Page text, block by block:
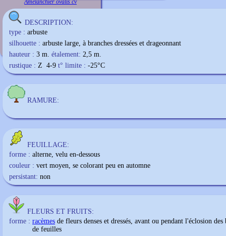
Amelanchier ovalis cv
DESCRIPTION:
type : arbuste
silhouette : arbuste large, à branches dressées et drageonnant
hauteur : 3 m. étalement: 2,5 m.
rustique : Z 4-9 t° limite : -25°C
RAMURE:
FEUILLAGE:
forme : alterne, velu en-dessous
couleur : vert moyen, se colorant peu en automne
persistant: non
FLEURS ET FRUITS:
forme : racèmes de fleurs denses et dressés, avant ou pendant l'éclosion des
de feuilles